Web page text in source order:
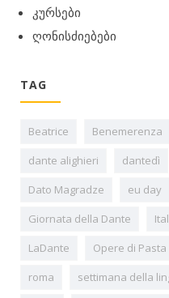
კურსები
ღონისძიებები
TAG
Beatrice Benemerenza
dante alighieri
dantedì
Dato Magradze
eu day
Giornata della Dante
LaDante
Opere di Pasta
roma
settimana della